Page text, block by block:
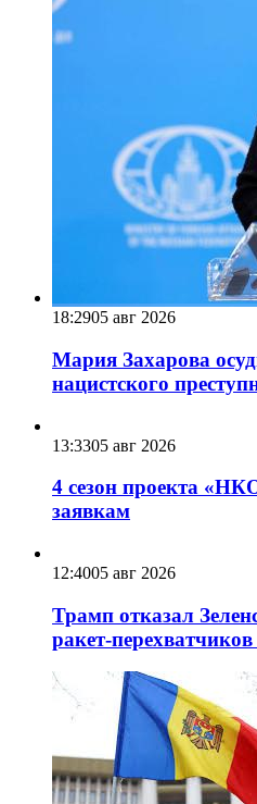
18:2905 авг 2026
Мария Захарова
нацистского
13:3305 авг 2026
4 сезон проекта
заявкам
12:4005 авг 2026
Трамп отказал
ракет-